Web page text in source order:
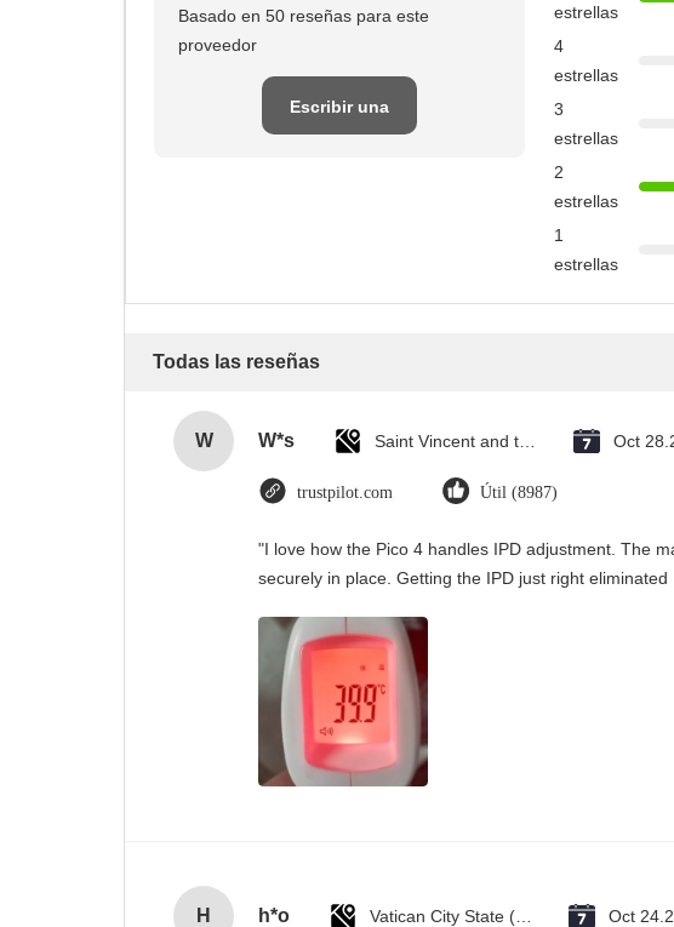
Basado en 50 reseñas para este
proveedor
Escribir una
estrellas
4
estrellas
3
estrellas
2
estrellas
1
estrellas
Todas las reseñas
W W*s Oct
trustpilot.com Útil (8987)
"I love how the Pico 4 handles IPD adjustment. The
securely in place. Getting the IPD just right eliminated
H h*o Oct